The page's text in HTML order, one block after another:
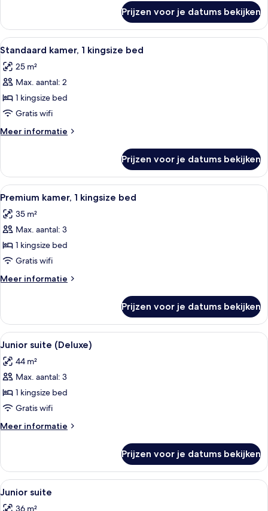
kamer,
kingsize
Prijzen voor je datums bekijken
Alle
foto's
voor
Standaard
kamer,
1
kingsize
bed
Een moderne badkamer met een
10
Standaard kamer, 1 kingsize bed
25 m²
Max. aantal: 2
1 kingsize bed
Gratis wifi
Meer informatie
Meer
kamer,
kingsize
Prijzen voor je datums bekijken
Alle
foto's
voor
Premium
kamer,
1
kingsize
bed
Een hotelkamer met een groot bed,
11
Premium kamer, 1 kingsize bed
35 m²
Max. aantal: 3
1 kingsize bed
Gratis wifi
Meer informatie
Meer
kamer,
kingsize
Prijzen voor je datums bekijken
Alle
foto's
voor
Junior
suite
(Deluxe)
laden
Een ronde spiegel met daarboven
7
Junior suite (Deluxe)
44 m²
Max. aantal: 3
1 kingsize bed
Gratis wifi
Meer informatie
Meer
suite
(Deluxe)
Prijzen voor je datums bekijken
Alle
foto's
Een modern interieur met een rode
8
Junior suite
36 m²